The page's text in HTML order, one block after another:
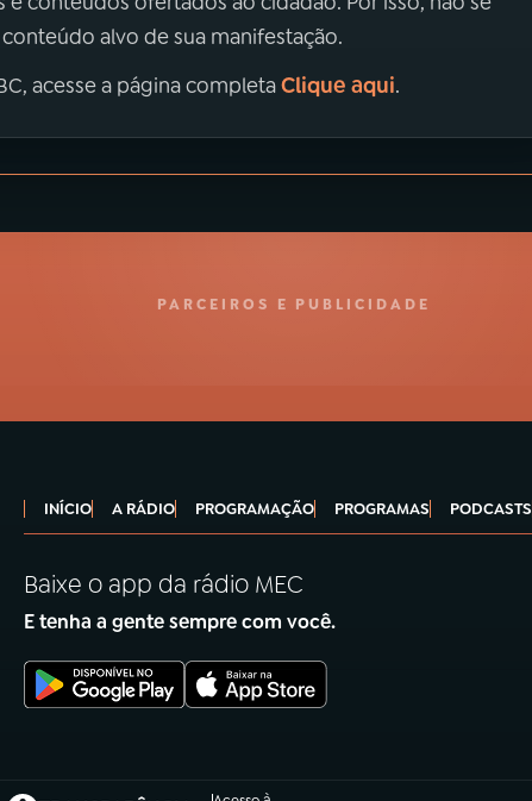
alvo de sua manifestação.
acesse a página completaClique aqui.
PARCEIROS E PUBLICIDADE
INÍCIO A RÁDIO PROGRAMAÇÃO PROGRAMAS PODCASTS
Baixe o app da rádio MEC
E tenha a gente sempre com você.